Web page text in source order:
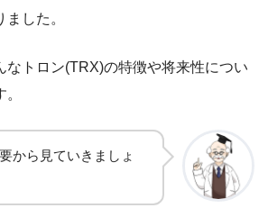
した。
なトロン(TRX)の特徴や将来性につい
から見ていきましょ